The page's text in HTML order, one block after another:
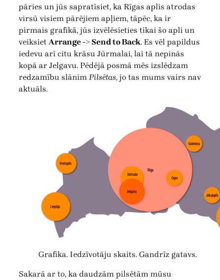
pāries un jūs sapratīsiet, ka Rīgas aplis atrodas
virsū visiem pārējiem apļiem, tāpēc, ka ir
pirmais grafikā, jūs izvēlēsieties tikai šo apli un
veiksiet Arrange -> Send to Back. Es vēl papildus
iedevu arī citu krāsu Jūrmalai, lai tā nepinās
kopā ar Jelgavu. Pēdējā posmā mēs izslēdzam
redzamību slānim Pilsētas, jo tas mums vairs nav
aktuāls.
Grafika. Iedzīvotāju skaits. Gandrīz gatavs.
Sakarā ar to, ka daudzām pilsētām mūsu